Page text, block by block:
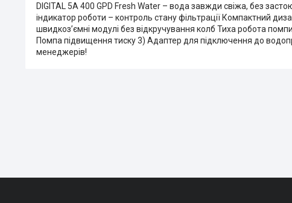
DIGITAL 5A 400 GPD Fresh Water – вода завжди свіжа, без
індикатор роботи – контроль стану фільтрації Компактний
швидкоз’ємні модулі без відкручування колб Тиха робота
Помпа підвищення тиску 3) Адаптер для підключення до
менеджерів!